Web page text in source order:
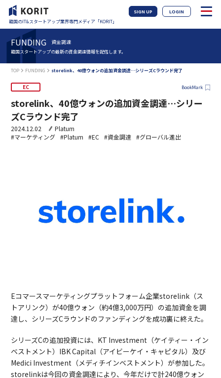
韓国のIT&スタートアップ業界専門メディア「KORIT」
SIGN UP LOGIN
FUNDING 資金調達
韓国スタートアップの最新の資金調達情報を配信します。
TOP FUNDING storelink、40億ウォンの追加資金調達…シリーズCラウンド完了
EC BookMark
storelink、40億ウォンの追加資金調達…シリー
ズCラウンド完了
2024.12.02
Platum
#マーケティング
#Platum #EC #資金調達 #グローバル進出
Eコマースマーケティングプラットフォーム企業storelink（ス
トアリンク）が40億ウォン（約4億3,000万円）の追加資金を調
達し、シリーズCラウンドのファンディングを成功裏に終えた。
シリーズCの追加投資には、KT Investment（ケイティー・イン
ベストメント）IBK Capital（アイビーケイ・キャピタル）及び
Medici Investment（メディチインベストメント）が参加した。
storelinkは今回の資金調達により、今年だけで計240億ウォン